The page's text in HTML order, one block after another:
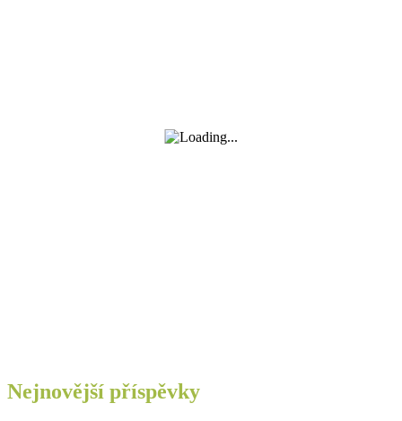
Nejnovější příspěvky